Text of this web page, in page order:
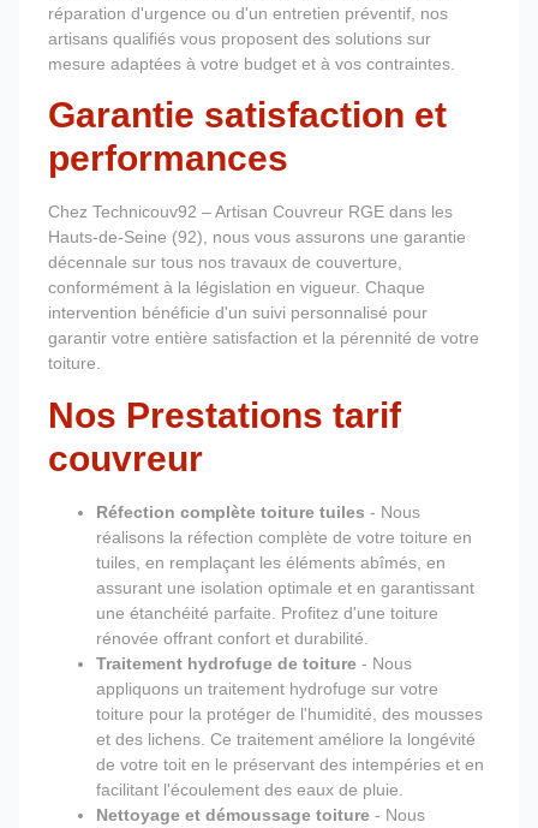
réparation d'urgence ou d'un entretien préventif, nos
artisans qualifiés vous proposent des solutions sur
mesure adaptées à votre budget et à vos contraintes.
Garantie satisfaction et
performances
Chez Technicouv92 – Artisan Couvreur RGE dans les
Hauts-de-Seine (92), nous vous assurons une garantie
décennale sur tous nos travaux de couverture,
conformément à la législation en vigueur. Chaque
intervention bénéficie d'un suivi personnalisé pour
garantir votre entière satisfaction et la pérennité de votre
toiture.
Nos Prestations tarif
couvreur
Réfection complète toiture tuiles - Nous
réalisons la réfection complète de votre toiture en
tuiles, en remplaçant les éléments abîmés, en
assurant une isolation optimale et en garantissant
une étanchéité parfaite. Profitez d'une toiture
rénovée offrant confort et durabilité.
Traitement hydrofuge de toiture - Nous
appliquons un traitement hydrofuge sur votre
toiture pour la protéger de l'humidité, des mousses
et des lichens. Ce traitement améliore la longévité
de votre toit en le préservant des intempéries et en
facilitant l'écoulement des eaux de pluie.
Nettoyage et démoussage toiture - Nous